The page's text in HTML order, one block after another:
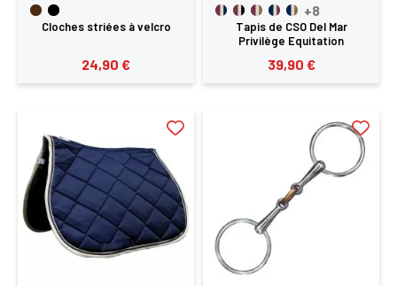
Cloches striées à velcro
24,90 €
+8
Tapis de CSO Del Mar
Privilège Equitation
39,90 €